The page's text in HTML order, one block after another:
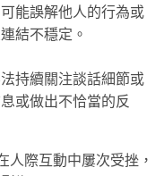
能誤解他人的行為或
結不穩定。
持續關注談話細節或
或做出不恰當的反
人際互動中屢次受挫，